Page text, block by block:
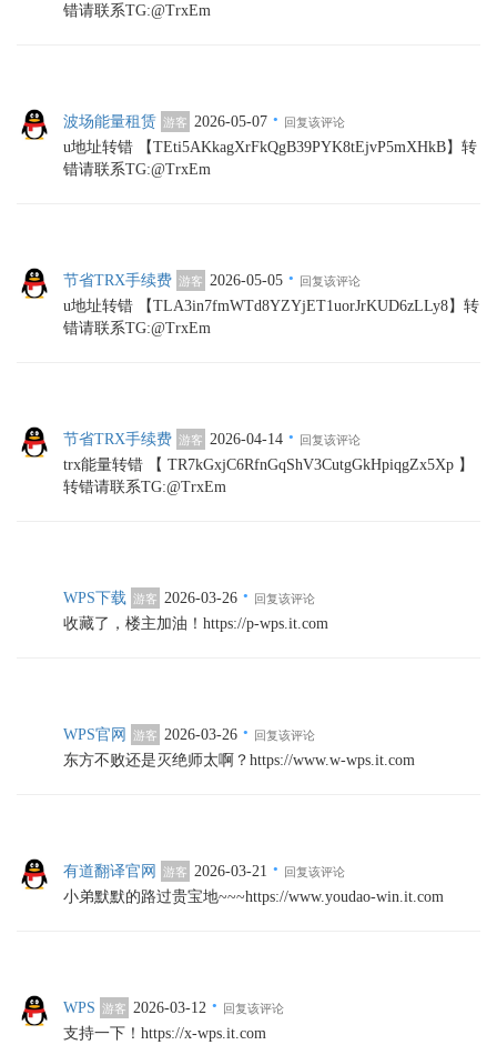
错请联系TG:@TrxEm
波场能量租赁 游客 2026-05-07 · 回复该评论
u地址转错 【TEti5AKkagXrFkQgB39PYK8tEjvP5mXHkB】转
错请联系TG:@TrxEm
节省TRX手续费 游客 2026-05-05 · 回复该评论
u地址转错 【TLA3in7fmWTd8YZYjET1uorJrKUD6zLLy8】转
错请联系TG:@TrxEm
节省TRX手续费 游客 2026-04-14 · 回复该评论
trx能量转错 【 TR7kGxjC6RfnGqShV3CutgGkHpiqgZx5Xp 】
转错请联系TG:@TrxEm
WPS下载 游客 2026-03-26 · 回复该评论
收藏了，楼主加油！https://p-wps.it.com
WPS官网 游客 2026-03-26 · 回复该评论
东方不败还是灭绝师太啊？https://www.w-wps.it.com
有道翻译官网 游客 2026-03-21 · 回复该评论
小弟默默的路过贵宝地~~~https://www.youdao-win.it.com
WPS 游客 2026-03-12 · 回复该评论
支持一下！https://x-wps.it.com